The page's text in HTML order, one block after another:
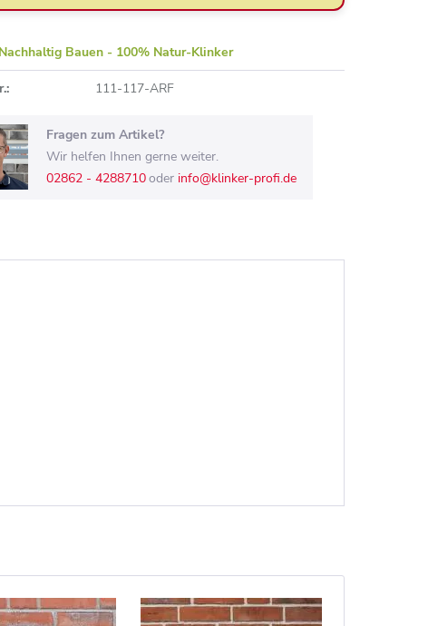
Nachhaltig Bauen - 100% Natur-Klinker
111-117-ARF
Fragen zum Artikel?
Wir helfen Ihnen gerne weiter.
02862 - 4288710oder info@klinker-profi.de